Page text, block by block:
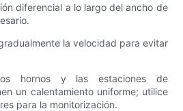
diferencial a lo largo del ancho de
la velocidad para evitar
hornos y las estaciones de
un calentamiento uniforme; utilice
para la monitorización.